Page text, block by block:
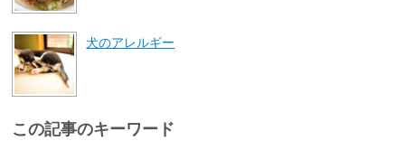
犬のアレルギー
この記事のキーワード